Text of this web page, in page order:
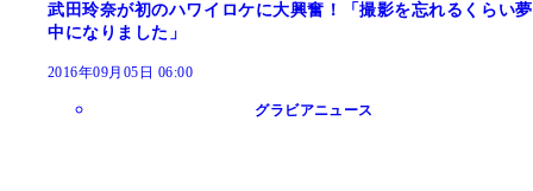
武田玲奈が初のハワイロケに大興奮！「撮影を忘れるくらい夢
中になりました」
2016年09月05日 06:00
グラビアニュース